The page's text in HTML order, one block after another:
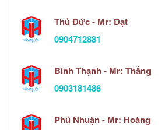
Thủ Đức - Mr: Đạt
0904712881
Bình Thạnh - Mr: Thắng
0903181486
Phú Nhuận - Mr: Hoàng